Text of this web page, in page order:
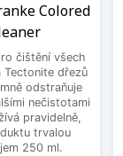
Colored
čištění všech
Tectonite dřezů
odstraňuje
nečistotami
pravidelně,
trvalou
250 ml.